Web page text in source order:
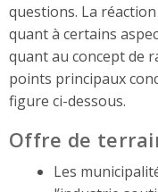
questions. La
quant à certains
quant au concept de
points principaux
figure ci-dessous.
Offre de
Les